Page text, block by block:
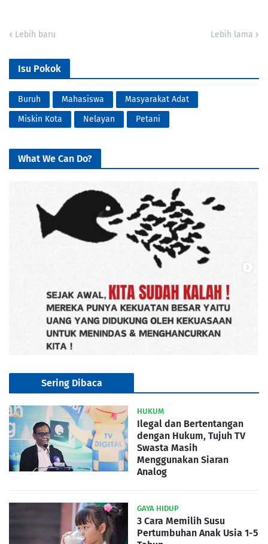
Lebih baru Lebih lama
Isu Pokok
Buruh Mahasiswa
Masyarakat Adat
Miskin Kota
Nelayan Petani
What We Can Do?
Sering Dibaca
HUKUM
Ilegal dan Bertentangan
dengan Hukum, Tujuh TV
Swasta Masih
Menggunakan Siaran
Analog
GAYA HIDUP
3 Cara Memilih Susu
Pertumbuhan Anak Usia 1-5